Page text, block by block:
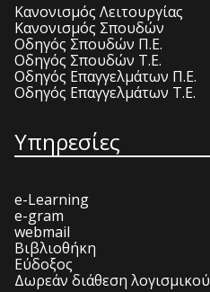
Κανονισμός Λειτουργίας
Κανονισμός Σπουδών
Οδηγός Σπουδών Π.Ε.
Οδηγός Σπουδών Τ.Ε.
Οδηγός Επαγγελμάτων Π.Ε.
Οδηγός Επαγγελμάτων Τ.Ε.
Υπηρεσίες
e-Learning
e-gram
webmail
Βιβλιοθήκη
Εύδοξος
Δωρεάν διάθεση λογισμικού